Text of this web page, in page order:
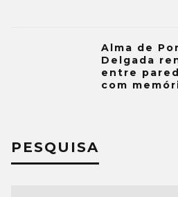
Alma de
Delgada
entre
com
PESQUISA